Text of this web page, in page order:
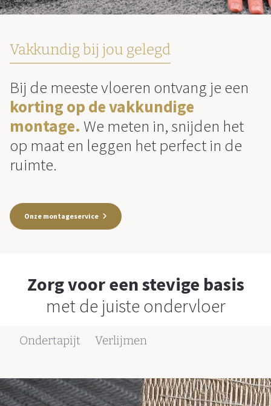
Vakkundig bij jou gelegd
Bij de meeste vloeren ontvang je een
korting op de vakkundige
montage. We meten in, snijden het
op maat en leggen het perfect in de
ruimte.
Onze montageservice
Zorg voor een stevige basis
met de juiste ondervloer
Ondertapijt Verlijmen